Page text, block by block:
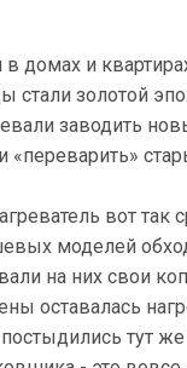
в домах и
стали золотой
заводить
вот так
моделей
на них свои
оставалась
тут